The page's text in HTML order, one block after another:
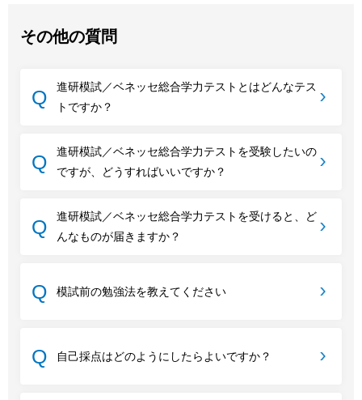
その他の質問
進研模試／ベネッセ総合学力テストとはどんなテス
トですか？
進研模試／ベネッセ総合学力テストを受験したいの
ですが、どうすればいいですか？
進研模試／ベネッセ総合学力テストを受けると、ど
んなものが届きますか？
模試前の勉強法を教えてください
自己採点はどのようにしたらよいですか？